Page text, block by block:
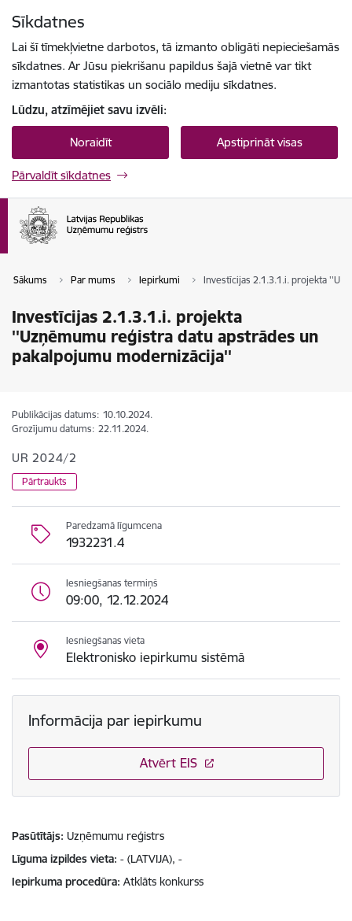
Sīkdatnes
Lai šī tīmekļvietne darbotos, tā izmanto obligāti nepieciešamās
sīkdatnes. Ar Jūsu piekrišanu papildus šajā vietnē var tikt
izmantotas statistikas un sociālo mediju sīkdatnes.
Lūdzu, atzīmējiet savu izvēli:
Noraidīt Apstiprināt visas
Pārvaldīt sīkdatnes
Sākums Par mums Iepirkumi Investīcijas 2.1.3.1.i. projekta
Investīcijas 2.1.3.1.i. projekta
''Uzņēmumu reģistra datu apstrādes un
pakalpojumu modernizācija''
Publikācijas datums: 10.10.2024.
Grozījumu datums: 22.11.2024.
UR 2024/2
Pārtraukts
Paredzamā līgumcena
1932231.4
Iesniegšanas termiņš
09:00, 12.12.2024
Iesniegšanas vieta
Elektronisko iepirkumu sistēmā
Informācija par iepirkumu
Atvērt EIS
Pasūtītājs Uzņēmumu reģistrs
Līguma izpildes vieta - (LATVIJA), -
Iepirkuma procedūra Atklāts konkurss